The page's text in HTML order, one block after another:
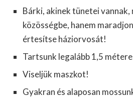
Bárki, akinek tünetei vannak,
közösségbe, hanem
értesítse háziorvosát!
Tartsunk legalább 1,5
Viseljük maszkot!
Gyakran és alaposan